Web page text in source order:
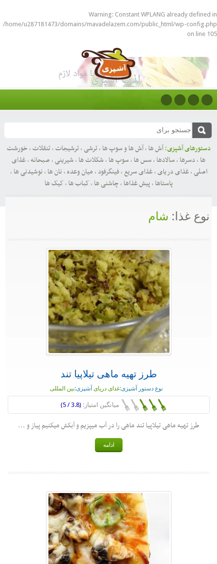
Warning: Constant WPLANG already defined in
/home/u287181473/domains/mavadelazem.com/public_html/wp-config.php
on line 105
دستورهای آشپزی:آش ها ,آش ها و سوپ ها ,ترشی ,ترشیجات,تنقلات, خورشت
ها ,دسرها ,سالادها ,سس ها ,سوپ ها ,شکلات ها ,شیرینی , صبحانه,غذای
اصلی ,غذای دریای,غذای سریع ,فینگرفود , میان وعده, نان ها , نوشیدنی ها ,
پاستاها ,پیش غذاها , چاشنی ها ,کباب ها ,کیک ها
نوع غذا: شام
طرز تهیه ماهی تیلاپیا تند
نوع دستور آشپزی:غذای دریای آشپزی:بین المللی
میانگین امتیاز: (3.8 / 5)
طرز تهیه ماهی تیلاپیا تند ماهی را در آب میپزیم و آبکش میکنیم پیاز و ...
ادامه